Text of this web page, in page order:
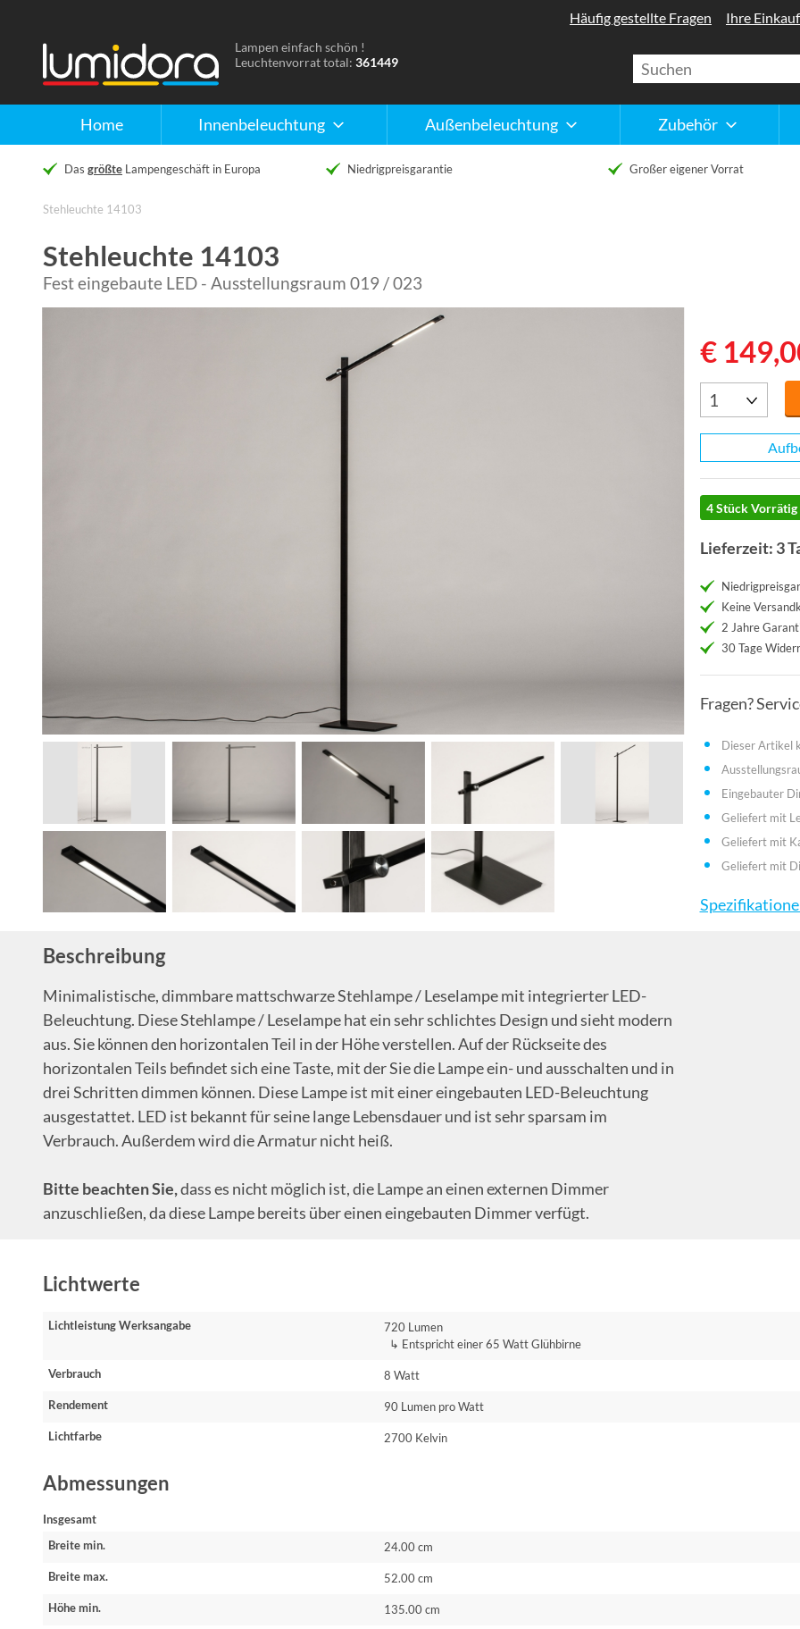
Home Innenbeleuchtung Außenbeleuchtung Zubehör
Häufig gestellte Fragen Ihre
Naar
de
Lampen einfach schön !
Leuchtenvorrat total: 361449
Das größte Lampengeschäft in Europa Niedrigpreisgarantie Großer eigener Vorrat
Stehleuchte 14103
Stehleuchte 14103
Fest eingebaute LED - Ausstellungsraum 019 / 023
€
4 Stück Vorrätig
Lieferzeit: 3
Keine
2 Jahre
30 Tage
Fragen?
Dieser Artikel
Eingebauter
Geliefert mit
Geliefert mit
Geliefert mit
Beschreibung
Minimalistische, dimmbare mattschwarze Stehlampe / Leselampe mit integrierter LED-
Beleuchtung. Diese Stehlampe / Leselampe hat ein sehr schlichtes Design und sieht modern
aus. Sie können den horizontalen Teil in der Höhe verstellen. Auf der Rückseite des
horizontalen Teils befindet sich eine Taste, mit der Sie die Lampe ein- und ausschalten und in
drei Schritten dimmen können. Diese Lampe ist mit einer eingebauten LED-Beleuchtung
ausgestattet. LED ist bekannt für seine lange Lebensdauer und ist sehr sparsam im
Verbrauch. Außerdem wird die Armatur nicht heiß.
Bitte beachten Sie,dass es nicht möglich ist, die Lampe an einen externen Dimmer
anzuschließen, da diese Lampe bereits über einen eingebauten Dimmer verfügt.
Lichtwerte
Lichtleistung Werksangabe
720 Lumen
↳ Entspricht einer 65 Watt Glühbirne
Verbrauch 8 Watt
Rendement 90 Lumen pro Watt
Lichtfarbe 2700 Kelvin
Abmessungen
Insgesamt
Breite min.
24.00 cm
Breite max. 52.00 cm
Höhe min. 135.00 cm